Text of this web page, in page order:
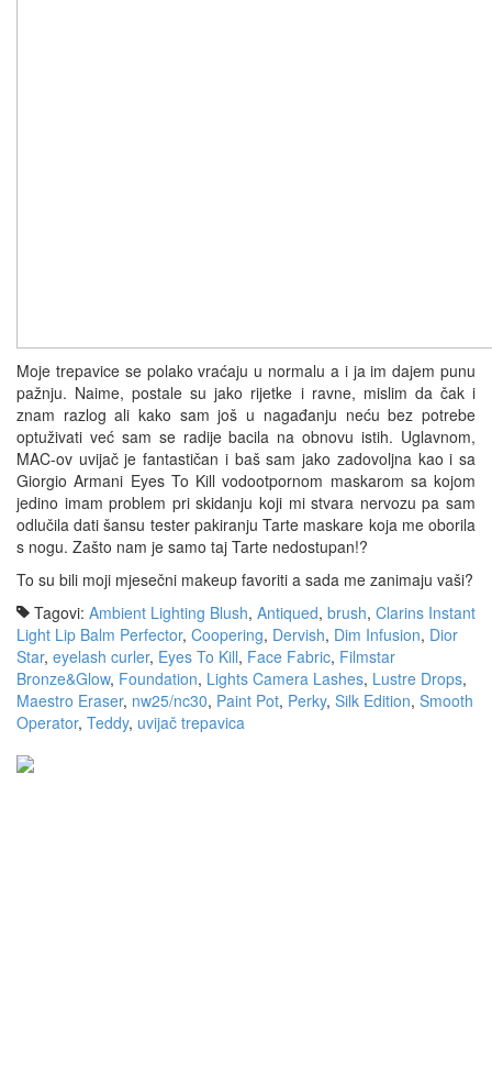
Moje trepavice se polako vraćaju u normalu a i ja im dajem punu
pažnju. Naime, postale su jako rijetke i ravne, mislim da čak i
znam razlog ali kako sam još u nagađanju neću bez potrebe
optuživati već sam se radije bacila na obnovu istih. Uglavnom,
MAC-ov uvijač je fantastičan i baš sam jako zadovoljna kao i sa
Giorgio Armani Eyes To Kill vodootpornom maskarom sa kojom
jedino imam problem pri skidanju koji mi stvara nervozu pa sam
odlučila dati šansu tester pakiranju Tarte maskare koja me oborila
s nogu. Zašto nam je samo taj Tarte nedostupan!?
To su bili moji mjesečni makeup favoriti a sada me zanimaju vaši?
Tagovi: Ambient Lighting Blush, Antiqued, brush, Clarins Instant
Light Lip Balm Perfector, Coopering, Dervish, Dim Infusion, Dior
Star, eyelash curler, Eyes To Kill, Face Fabric, Filmstar
Bronze&Glow, Foundation, Lights Camera Lashes, Lustre Drops,
Maestro Eraser, nw25/nc30, Paint Pot, Perky, Silk Edition, Smooth
Operator, Teddy, uvijač trepavica